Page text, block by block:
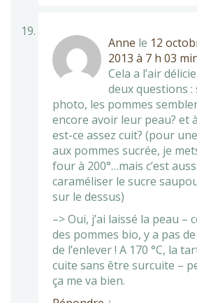
Anne le 12
2013 à 7 h 03
Cela a l’air
deux questions :
photo, les pommes
encore avoir leur peau? et
est-ce assez cuit? (pour
aux pommes sucrée, je
four à 200°…mais c’est
caraméliser le sucre
sur le dessus)
–> Oui, j’ai laissé la peau –
des pommes bio, y a pas
de l’enlever ! A 170 °C, la
cuite sans être surcuite –
ça me va bien.